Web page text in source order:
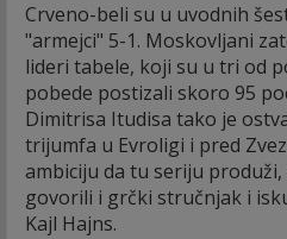
Crveno-beli su u uvodnih
"armejci" 5-1. Moskovljani
lideri tabele, koji su u tri od
pobede postizali skoro 95
Dimitrisa Itudisa tako je
trijumfa u Evroligi i pred
ambiciju da tu seriju
govorili i grčki stručnjak i
Kajl Hajns.